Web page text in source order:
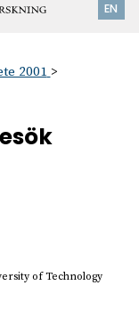
EN
2001
of Technology